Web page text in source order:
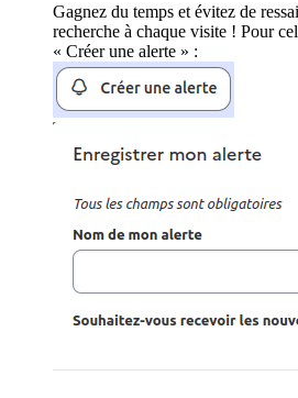
Gagnez du temps et évitez de
recherche à chaque visite ! Pour
« Créer une alerte » :